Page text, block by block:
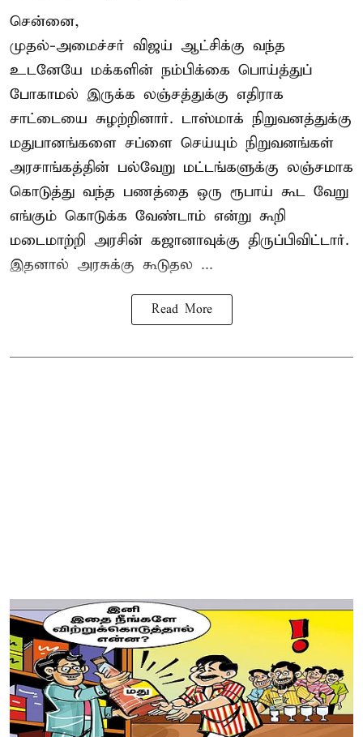
சென்னை,
முதல்-அமைச்சர் விஜய் ஆட்சிக்கு வந்த
உடனேயே மக்களின் நம்பிக்கை பொய்த்துப்
போகாமல் இருக்க லஞ்சத்துக்கு எதிராக
சாட்டையை சுழற்றினார். டாஸ்மாக் நிறுவனத்துக்கு
மதுபானங்களை சப்ளை செய்யும் நிறுவனங்கள்
அரசாங்கத்தின் பல்வேறு மட்டங்களுக்கு லஞ்சமாக
கொடுத்து வந்த பணத்தை ஒரு ரூபாய் கூட வேறு
எங்கும் கொடுக்க வேண்டாம் என்று கூறி
மடைமாற்றி அரசின் கஜானாவுக்கு திருப்பிவிட்டார்.
இதனால் அரசுக்கு கூடுதல ...
Read More